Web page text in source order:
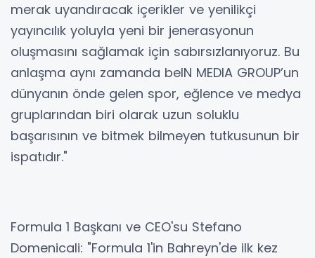
merak uyandıracak içerikler ve yenilikçi
yayıncılık yoluyla yeni bir jenerasyonun
oluşmasını sağlamak için sabırsızlanıyoruz. Bu
anlaşma aynı zamanda beIN MEDIA GROUP’un
dünyanın önde gelen spor, eğlence ve medya
gruplarından biri olarak uzun soluklu
başarısının ve bitmek bilmeyen tutkusunun bir
ispatıdır."
Formula 1 Başkanı ve CEO'su Stefano
Domenicali: "Formula 1'in Bahreyn'de ilk kez